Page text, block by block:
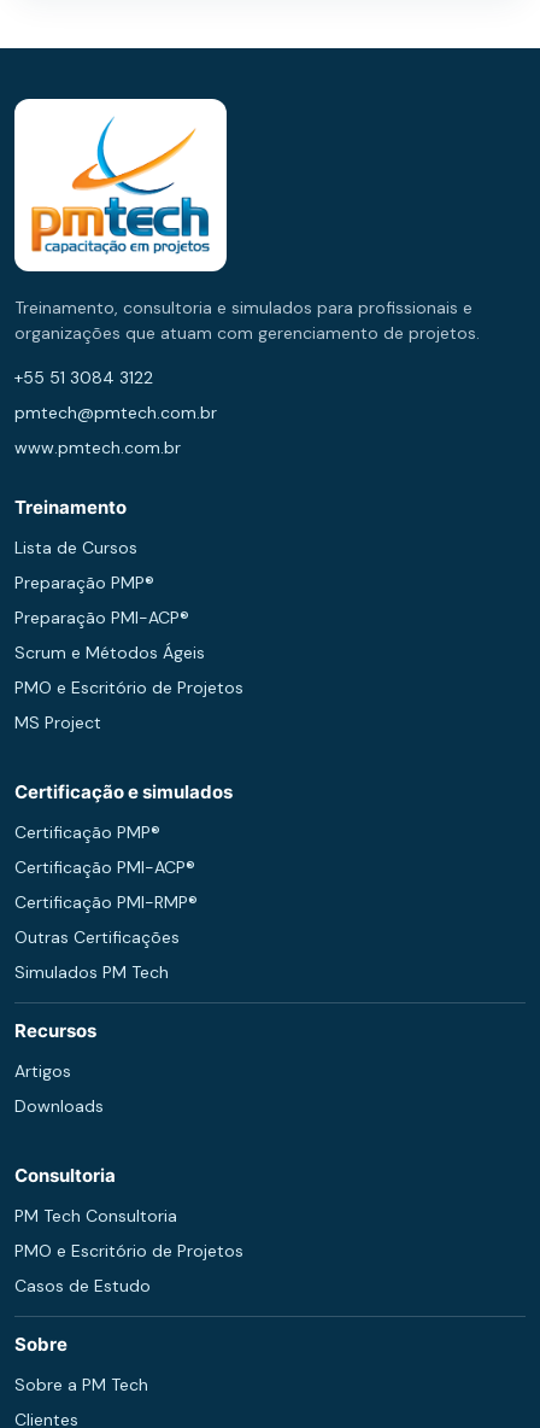
Treinamento, consultoria e simulados para profissionais e
organizações que atuam com gerenciamento de projetos.
+55 51 3084 3122
pmtech@pmtech.com.br
www.pmtech.com.br
Treinamento
Lista de Cursos
Preparação PMP®
Preparação PMI-ACP®
Scrum e Métodos Ágeis
PMO e Escritório de Projetos
MS Project
Certificação e simulados
Certificação PMP®
Certificação PMI-ACP®
Certificação PMI-RMP®
Outras Certificações
Simulados PM Tech
Recursos
Artigos
Downloads
Consultoria
PM Tech Consultoria
PMO e Escritório de Projetos
Casos de Estudo
Sobre
Sobre a PM Tech
Clientes